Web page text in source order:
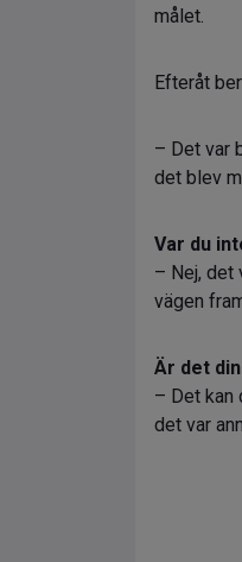
målet.
Efteråt
– Det var
det blev
Var du
– Nej, det
vägen
Är det
– Det kan
det var